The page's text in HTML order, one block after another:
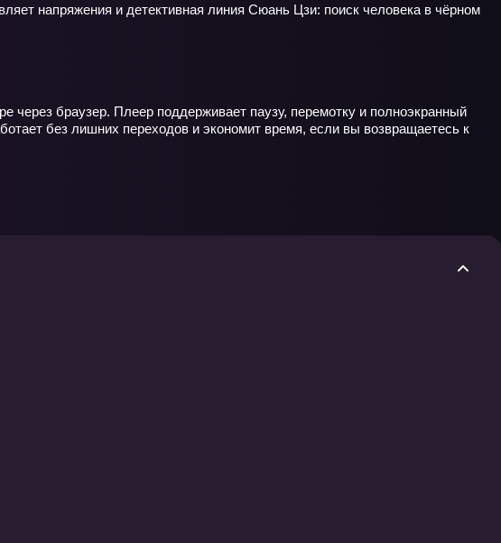
напряжения и детективная линия Сюань Цзи: поиск человека в чёрном
через браузер. Плеер поддерживает паузу, перемотку и полноэкранный
без лишних переходов и экономит время, если вы возвращаетесь к